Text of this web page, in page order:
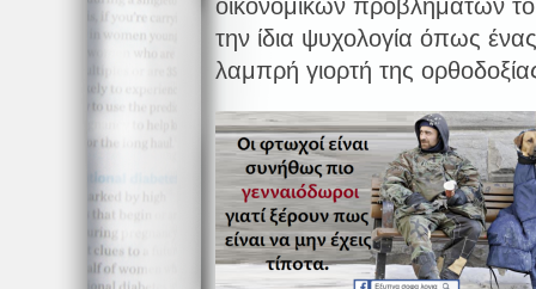
οικονομικών προβλημάτων
την ίδια ψυχολογία όπως
λαμπρή γιορτή της